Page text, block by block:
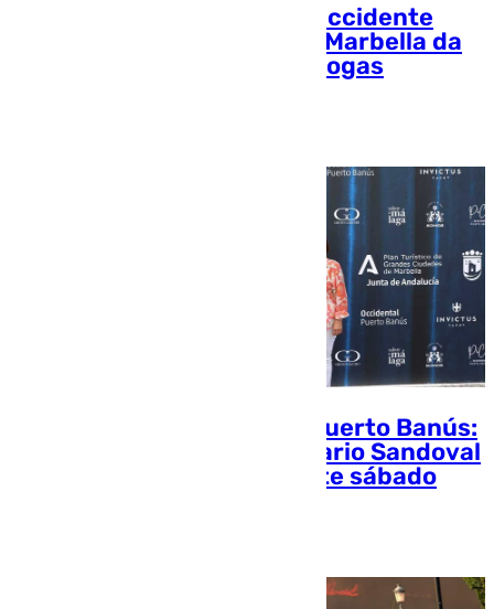
El detenido en relación al accidente
mortal de un motorista en Marbella da
positivo en el control de drogas
Un hito gastronómico en Puerto Banús:
el dos estrellas Michelin Mario Sandoval
ofrece una cena de lujo este sábado